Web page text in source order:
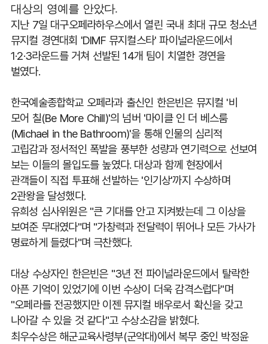
대상의 영예를 안았다.
지난7일 대구오페라하우스에서 열린 국내 최대 규모 청소년
뮤지컬 경연대회 'DIMF 뮤지컬스타'파이널라운드에서
1·2·3라운드를 거쳐 선발된 14개 팀이 치열한 경연을
벌였다.
한국예술종합학교 오페라과 출신인 한은빈은 뮤지컬 '비
모어 칠(Be More Chill)'의 넘버 '마이클 인 더 베스룸
(Michael in the Bathroom)'을 통해 인물의 심리적
고립감과 정서적인 폭발을 풍부한 성량과 연기력으로 선보여
보는 이들의 몰입도를 높였다. 대상과 함께 현장에서
관객들이 직접 투표해 선발하는'인기상'까지 수상하며
2관왕을 달성했다.
유희성 심사위원은"큰 기대를 안고 지켜봤는데 그 이상을
보여준 무대였다"며 "가창력과 전달력이 뛰어나 모든 가사가
명료하게 들렸다"며 극찬했다.
대상 수상자인 한은빈은"3년 전 파이널라운드에서 탈락한
아픈 기억이 있었기에 이번 수상이 더욱 감격스럽다"며
"오페라를 전공했지만 이젠 뮤지컬 배우로서 확신을 갖고
나아갈 수 있을 것 같다"고 수상소감을 밝혔다.
최우수상은 해군교육사령부(군악대)에서 복무 중인 박정윤